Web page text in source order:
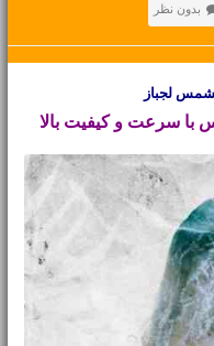
بدون نظر
با سرعت و کیفیت بالا